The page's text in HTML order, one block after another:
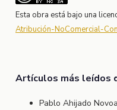
Esta obra está bajo una
Atribución-NoComercial-
Artículos más leídos
Pablo Ahijado